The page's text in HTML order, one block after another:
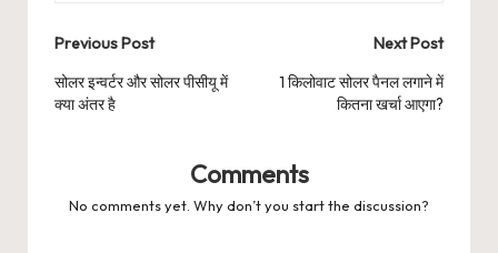
Post
navigation
Previous Post
सोलर इन्वर्टर और सोलर पीसीयू में
क्या अंतर है
Next Post
1 किलोवाट सोलर पैनल लगाने में
कितना खर्चा आएगा?
Comments
No comments yet. Why don’t you start the discussion?